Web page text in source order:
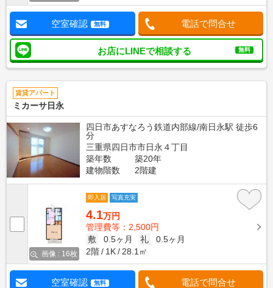
空室確認 無料 電話で問合せ
お店にLINEで相談する 無料
賃貸アパート
ミカーサ日永
四日市あすなろう鉄道内部線/南日永駅 徒歩6
分
三重県四日市市日永４丁目
築年数
築20年
建物階数
2階建
画像 : 16枚
即入居 写真充実
4.1万円
管理費等：2,500円
敷
0.5ヶ月 礼
0.5ヶ月
2階
1K 28.1㎡
空室確認 無料 電話で問合せ